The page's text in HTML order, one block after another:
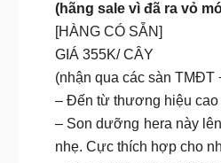
(hãng sale vì đã ra vỏ
[HÀNG CÓ SẴN]
GIÁ 355K/ CÂY
(nhận qua các sàn TMĐT
– Đến từ thương hiệu cao
– Son dưỡng hera này
nhẹ. Cực thích hợp cho